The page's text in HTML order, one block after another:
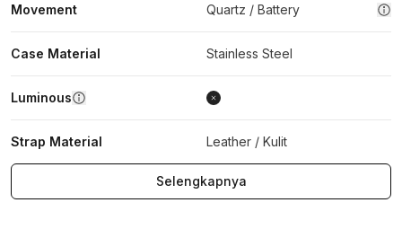
Movement Quartz / Battery
Case Material Stainless Steel
Luminous
Strap Material Leather / Kulit
Selengkapnya